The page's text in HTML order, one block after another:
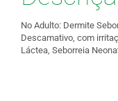
No Adulto: Dermite
Descamativo, com
Láctea, Seborreia